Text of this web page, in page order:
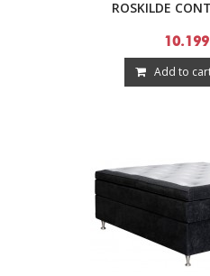
ROSKILDE
Add to